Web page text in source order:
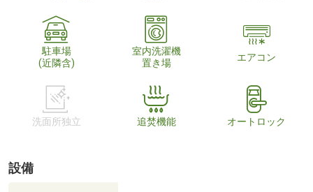
駐車場
(近隣含)
室内洗濯機
置き場
エアコン
洗面所独立 追焚機能 オートロック
設備